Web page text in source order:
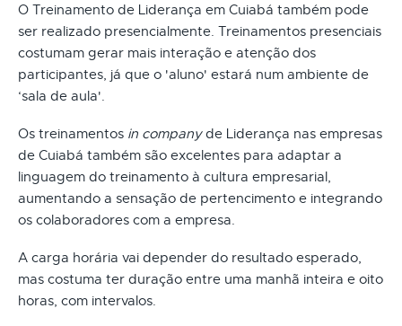
O Treinamento de Liderança em Cuiabá também pode
ser realizado presencialmente. Treinamentos presenciais
costumam gerar mais interação e atenção dos
participantes, já que o 'aluno' estará num ambiente de
‘sala de aula'.
Os treinamentos in companyde Liderança nas empresas
de Cuiabá também são excelentes para adaptar a
linguagem do treinamento à cultura empresarial,
aumentando a sensação de pertencimento e integrando
os colaboradores com a empresa.
A carga horária vai depender do resultado esperado,
mas costuma ter duração entre uma manhã inteira e oito
horas, com intervalos.